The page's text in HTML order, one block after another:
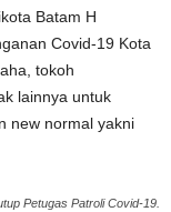
Batam H
Covid-19 Kota
tokoh
lainnya untuk
new normal yakni
Petugas Patroli Covid-19.